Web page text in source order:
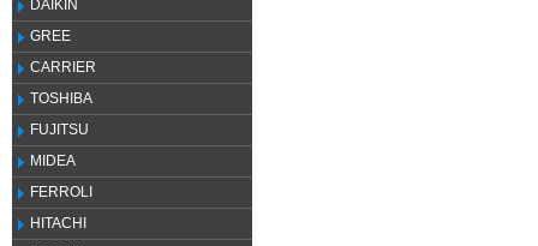
DAIKIN
GREE
CARRIER
TOSHIBA
FUJITSU
MIDEA
FERROLI
HITACHI